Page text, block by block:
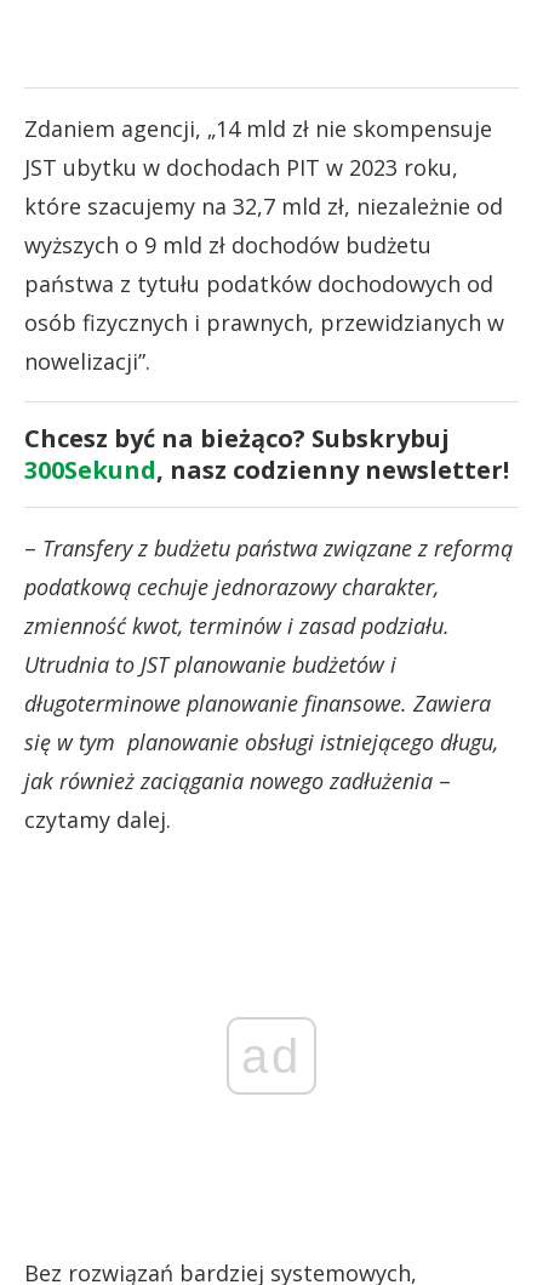
Zdaniem agencji, „14 mld zł nie skompensuje
JST ubytku w dochodach PIT w 2023 roku,
które szacujemy na 32,7 mld zł, niezależnie od
wyższych o 9 mld zł dochodów budżetu
państwa z tytułu podatków dochodowych od
osób fizycznych i prawnych, przewidzianych w
nowelizacji”.
Chcesz być na bieżąco? Subskrybuj
300Sekund, nasz codzienny newsletter!
– Transfery z budżetu państwa związane z reformą
podatkową cechuje jednorazowy charakter,
zmienność kwot, terminów i zasad podziału.
Utrudnia to JST planowanie budżetów i
długoterminowe planowanie finansowe. Zawiera
się w tym planowanie obsługi istniejącego długu,
jak również zaciągania nowego zadłużenia –
czytamy dalej.
ad
Bez rozwiązań bardziej systemowych,